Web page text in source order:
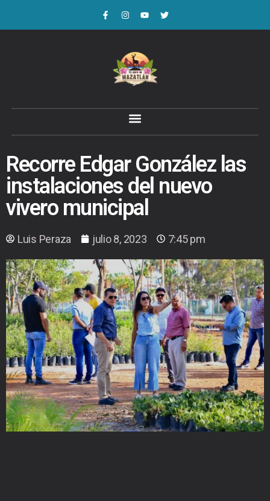
Recorre Edgar González las
instalaciones del nuevo
vivero municipal
Luis Peraza julio 8, 2023 7:45 pm